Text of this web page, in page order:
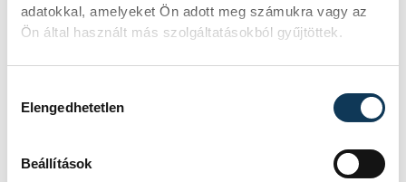
adatokkal, amelyeket Ön adott meg számukra vagy az
Ön által használt más szolgáltatásokból gyűjtöttek.
Elengedhetetlen
Beállítások
"Ilyenkor van szükség leginkább arra, hogy